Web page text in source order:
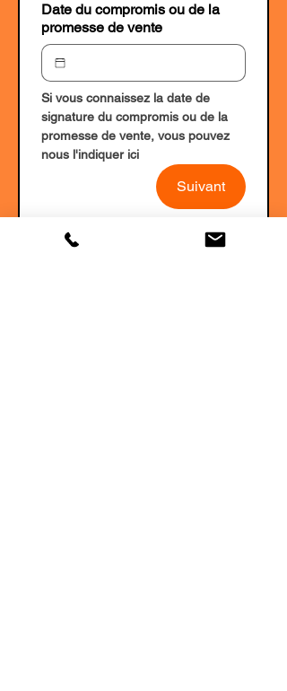
Date du compromis ou de la
promesse de vente
Si vous connaissez la date de
signature du compromis ou de la
promesse de vente, vous pouvez
nous l'indiquer ici
Suivant